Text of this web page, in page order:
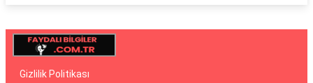
Gizlilik Politikası